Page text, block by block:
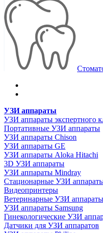
УЗИ аппараты
УЗИ аппараты экспертного
Портативные УЗИ аппараты
УЗИ аппараты Chison
УЗИ аппараты GE
УЗИ аппараты Aloka Hitachi
3D УЗИ аппараты
УЗИ аппараты Mindray
Стационарные УЗИ
Видеопринтеры
Ветеринарные УЗИ аппараты
УЗИ аппараты Samsung
Гинекологические УЗИ
Датчики для УЗИ аппаратов